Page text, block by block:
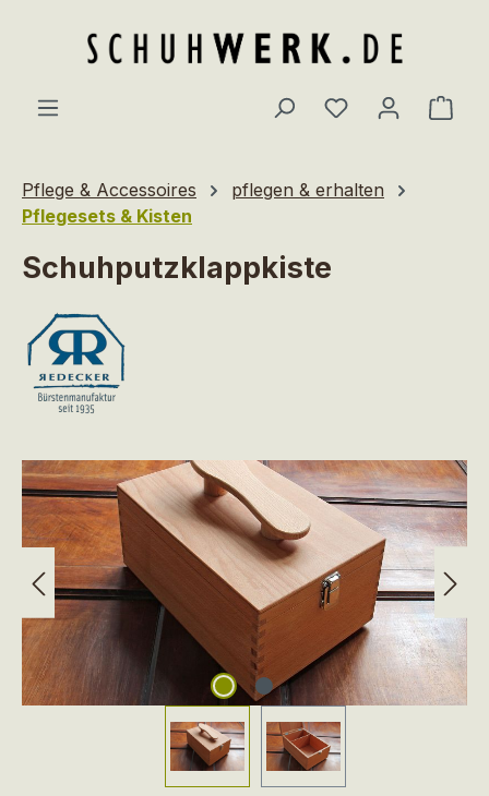
Du hast 0
Pflege & Accessoires
pflegen & erhalten
Pflegesets & Kisten
Schuhputzklappkiste
Bildergalerie überspringen